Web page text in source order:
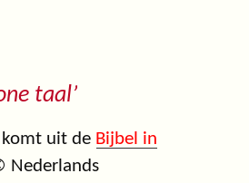
taal’
komt uit de Bijbel in
Nederlands